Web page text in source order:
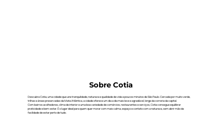
Sobre Cotia
Descubra Cotia, uma cidade que une tranquilidade, natureza e qualidade de vida a poucos minutos de São Paulo. Cercada por muito verde,
trilhas e áreas preservadas da Mata Atlântica, a cidade oferece um dia a dia mais leve e agradável, longe da correria da capital.
Com bairros acolhedores, clima de interior e uma boa variedade de comércios, restaurantes e serviços, Cotia consegue equilibrar
praticidade e bem-estar. É o lugar ideal para quem quer morar com mais calma, espaço e contato com a natureza, sem abrir mão da
facilidade de estar perto de tudo.